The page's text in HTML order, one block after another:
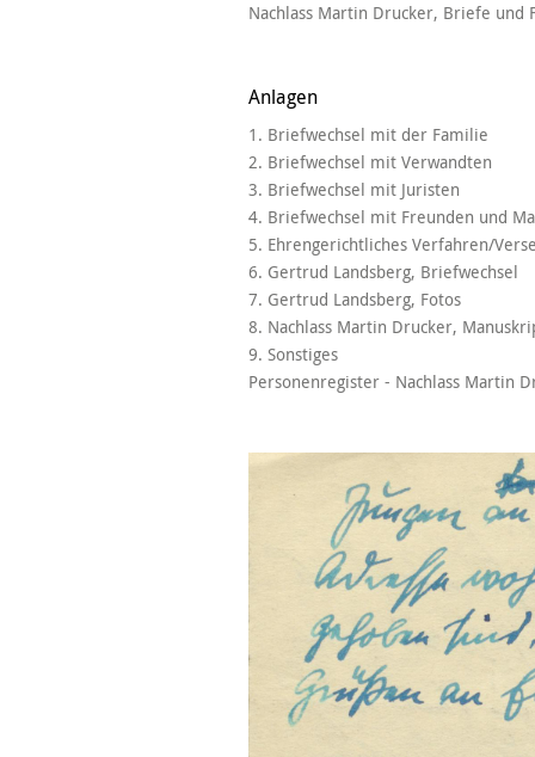
Nachlass Martin Drucker, Briefe und
Anlagen
1. Briefwechsel mit der Familie
2. Briefwechsel mit Verwandten
3. Briefwechsel mit Juristen
4. Briefwechsel mit Freunden und
5. Ehrengerichtliches Verfahren/
6. Gertrud Landsberg, Briefwechsel
7. Gertrud Landsberg, Fotos
8. Nachlass Martin Drucker,
9. Sonstiges
Personenregister - Nachlass Martin